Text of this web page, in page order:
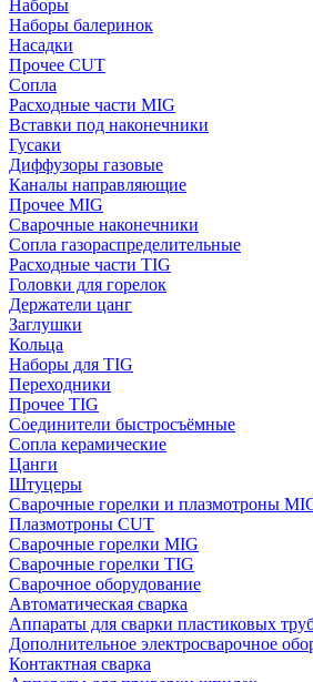
Наборы
Наборы балеринок
Насадки
Прочее CUT
Сопла
Расходные части MIG
Вставки под наконечники
Гусаки
Диффузоры газовые
Каналы направляющие
Прочее MIG
Сварочные наконечники
Сопла газораспределительные
Расходные части TIG
Головки для горелок
Держатели цанг
Заглушки
Кольца
Наборы для TIG
Переходники
Прочее TIG
Соединители быстросъёмные
Сопла керамические
Цанги
Штуцеры
Сварочные горелки и плазмотроны
Плазмотроны CUT
Сварочные горелки MIG
Сварочные горелки TIG
Сварочное оборудование
Автоматическая сварка
Аппараты для сварки пластиковых
Дополнительное электросварочное
Контактная сварка